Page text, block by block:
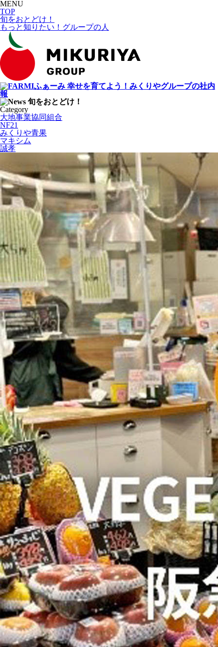
MENU
TOP
旬をおとどけ！
もっと知りたい！グループの人
幸せを育てよう！みくりやグループの社内
報
旬をおとどけ！
Category
大地事業協同組合
NF21
みくりや青果
マキシム
誠孝